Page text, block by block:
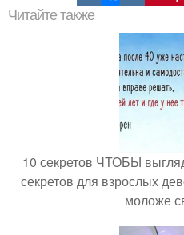
Читайте также
10 секретов ЧТОБЫ
секретов для взрослых
моложе